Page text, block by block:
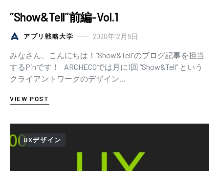
“Show&Tell”前編-Vol.1
アプリ戦略大学 2020年12月9日
みなさん、こんにちは！”Show&Tell”のブログ記事を担当
するPinです！ ARCHECOでは月に1回 “Show&Tell” という
クライアントワークのデザイン…
VIEW POST
UXデザイン